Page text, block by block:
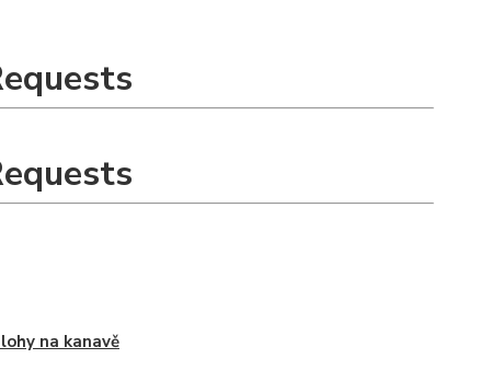
na kanavě